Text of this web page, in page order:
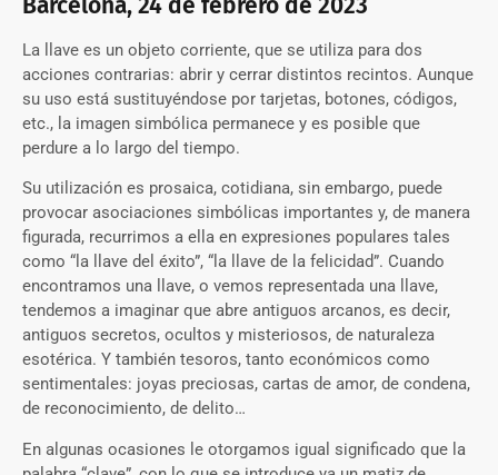
La llave es un objeto corriente, que se utiliza para dos
acciones contrarias: abrir y cerrar distintos recintos. Aunque
su uso está sustituyéndose por tarjetas, botones, códigos,
etc., la imagen simbólica permanece y es posible que
perdure a lo largo del tiempo.
Su utilización es prosaica, cotidiana, sin embargo, puede
provocar asociaciones simbólicas importantes y, de manera
figurada, recurrimos a ella en expresiones populares tales
como “la llave del éxito”, “la llave de la felicidad”. Cuando
encontramos una llave, o vemos representada una llave,
tendemos a imaginar que abre antiguos arcanos, es decir,
antiguos secretos, ocultos y misteriosos, de naturaleza
esotérica. Y también tesoros, tanto económicos como
sentimentales: joyas preciosas, cartas de amor, de condena,
de reconocimiento, de delito…
En algunas ocasiones le otorgamos igual significado que la